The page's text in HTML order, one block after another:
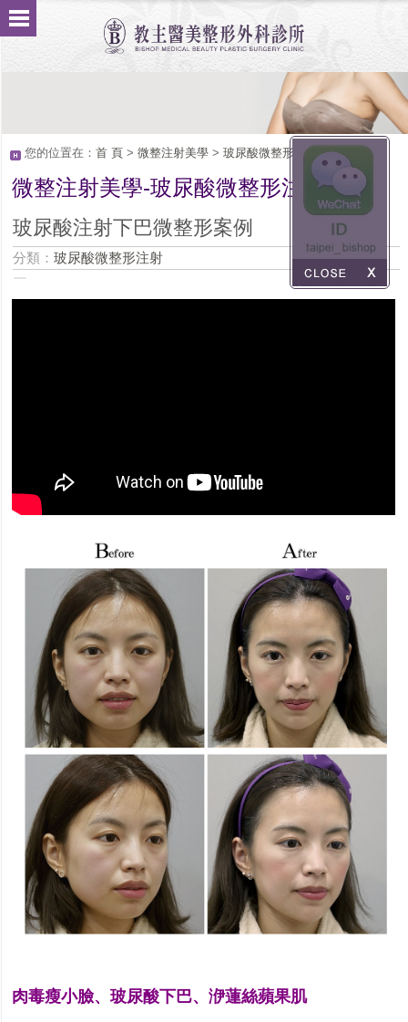
您的位置在： 首 頁> 微整注射美學> 玻尿酸微整形注射
微整注射美學-玻尿酸微整形注射 Service
玻尿酸注射下巴微整形案例
分類： 玻尿酸微整形注射
肉毒瘦小臉、玻尿酸下巴、洢蓮絲蘋果肌